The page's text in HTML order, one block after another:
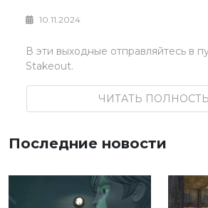
10.11.2024
В эти выходные отправляйтесь в
Stakeout.
ЧИТАТЬ
Последние новости